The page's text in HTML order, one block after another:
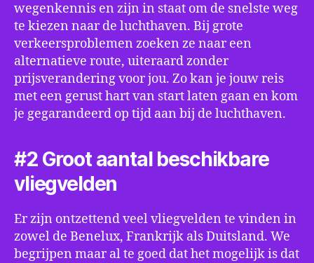
wegenkennis en zijn in staat om de snelste weg
te kiezen naar de luchthaven. Bij grote
verkeersproblemen zoeken ze naar een
alternatieve route, uiteraard zonder
prijsverandering voor jou. Zo kan je jouw reis
met een gerust hart van start laten gaan en kom
je gegarandeerd op tijd aan bij de luchthaven.
#2 Groot aantal beschikbare
vliegvelden
Er zijn ontzettend veel vliegvelden te vinden in
zowel de Benelux, Frankrijk als Duitsland. We
begrijpen maar al te goed dat het mogelijk is dat